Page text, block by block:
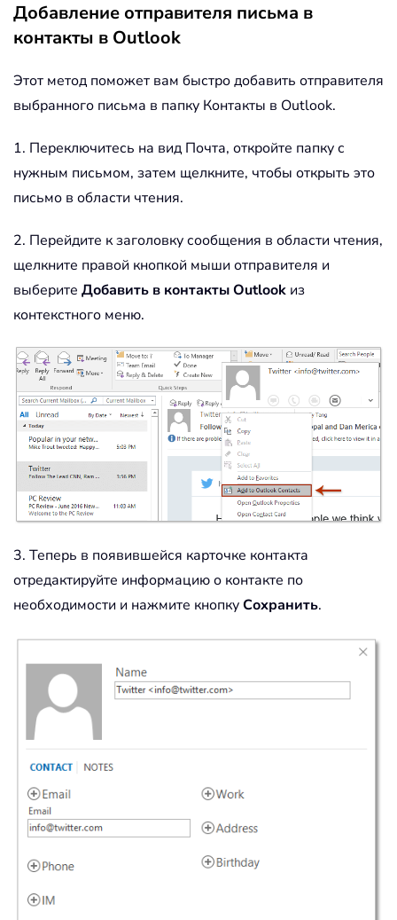
Добавление отправителя письма в
контакты в Outlook
Этот метод поможет вам быстро добавить отправителя
выбранного письма в папку Контакты в Outlook.
1. Переключитесь на вид Почта, откройте папку с
нужным письмом, затем щелкните, чтобы открыть это
письмо в области чтения.
2. Перейдите к заголовку сообщения в области чтения,
щелкните правой кнопкой мыши отправителя и
выберите Добавить в контакты Outlook из
контекстного меню.
3. Теперь в появившейся карточке контакта
отредактируйте информацию о контакте по
необходимости и нажмите кнопкуСохранить.